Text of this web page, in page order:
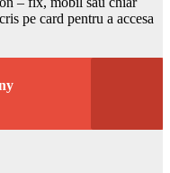
pe card pentru a accesa